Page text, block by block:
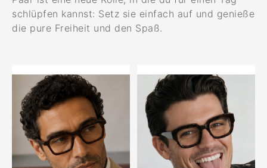
schlüpfen kannst: Setz sie einfach auf und genieße
die pure Freiheit und den Spaß.